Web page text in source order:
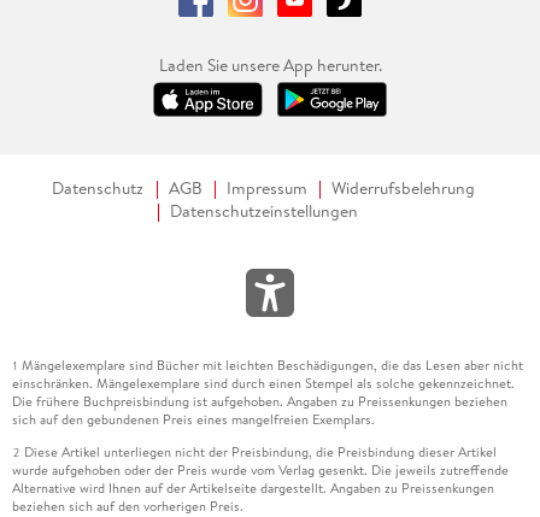
Laden Sie unsere App herunter.
Datenschutz AGB Impressum
Widerrufsbelehrung
Datenschutzeinstellungen
1 Mängelexemplare sind Bücher mit leichten Beschädigungen, die das Lesen aber nicht
einschränken. Mängelexemplare sind durch einen Stempel als solche gekennzeichnet.
Die frühere Buchpreisbindung ist aufgehoben. Angaben zu Preissenkungen beziehen
sich auf den gebundenen Preis eines mangelfreien Exemplars.
2 Diese Artikel unterliegen nicht der Preisbindung, die Preisbindung dieser Artikel
wurde aufgehoben oder der Preis wurde vom Verlag gesenkt. Die jeweils zutreffende
Alternative wird Ihnen auf der Artikelseite dargestellt. Angaben zu Preissenkungen
beziehen sich auf den vorherigen Preis.